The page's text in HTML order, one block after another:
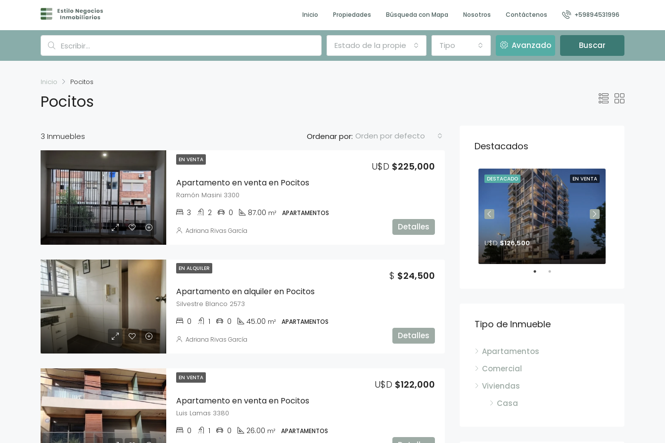
Inicio Propiedades Búsqueda con Mapa Nosotros Contáctenos +59894531996
Estado de la propiedad Tipo Avanzado Buscar
Inicio Pocitos
Pocitos
3 Inmuebles Ordenar por: Orden por defecto
EN VENTA
Apartamento en venta en Pocitos
U$D $225,000
Ramón Masini 3300
3 2 0 87.00 m² APARTAMENTOS
Detalles
Adriana Rivas García
EN ALQUILER
Apartamento en alquiler en Pocitos
$ $24,500
Silvestre Blanco 2573
0 1 0 45.00 m² APARTAMENTOS
Detalles
Adriana Rivas García
EN VENTA
Apartamento en venta en Pocitos
U$D $122,000
Luis Lamas 3380
0 1 0 26.00 m² APARTAMENTOS
Destacados
EN VENTA
DESTACADO
U$D $126,500
Tipo de Inmueble
Apartamentos
Comercial
Viviendas
Casa